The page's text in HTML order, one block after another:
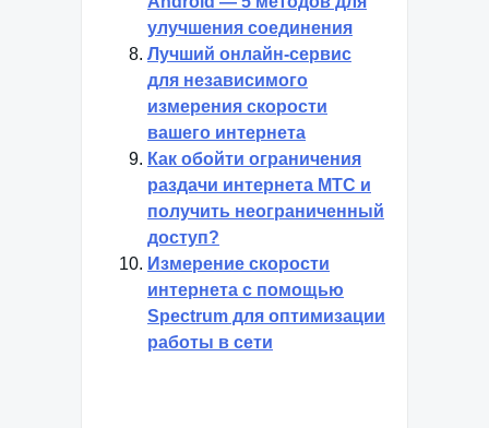
улучшения соединения
Лучший онлайн-сервис
для независимого
измерения скорости
вашего интернета
Как обойти ограничения
раздачи интернета МТС и
получить неограниченный
доступ?
Измерение скорости
интернета с помощью
Spectrum для оптимизации
работы в сети